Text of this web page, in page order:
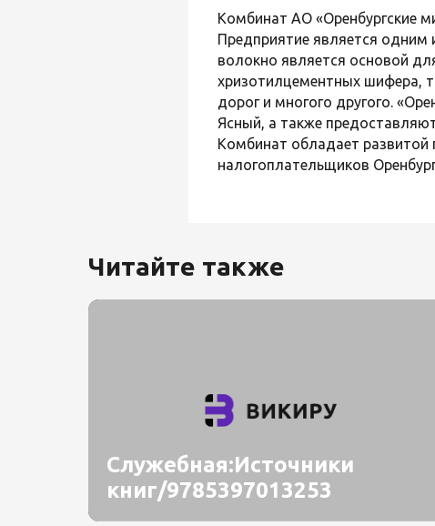
Комбинат АО «Оренбургские
Предприятие является
волокно является основой
хризотилцементных шифера,
дорог и многого другого.
Ясный, а также
Комбинат обладает
налогоплательщиков
Читайте также
Служебная:Источники
книг/9785397013253